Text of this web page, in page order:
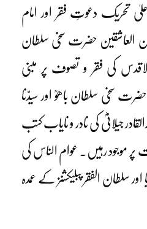
تحریک دعوتِ فقر اور امام
العاشقین حضرت سخی سلطان
کی فقر و تصوف پر مبنی
سخی سلطان باھوؒ اور سیدّنا
جیلانیؓ کی نادر و نایاب کتب
موجود رہیں۔ عوام الناس کی
سلطان الفقر پبلیکشنز کے عمدہ